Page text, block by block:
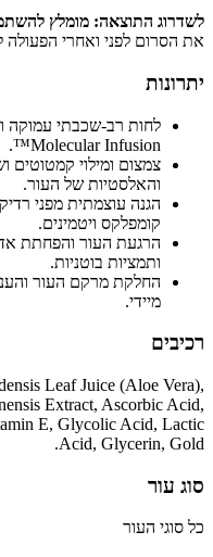
לשדרוג התוצאה: מומלץ
את הסרום לפני ואחרי
יתרונות
Molecular Infusion™.
צמצום ומילוי קמטוטים
והאלסטיות של העור.
הגנה עוצמתית מפני
קומפלקס ויטמינים.
הרגעת העור והפחתת
ותמציות בוטניות.
מיידי.
רכיבים
Leaf Juice (Aloe Vera),
Extract, Ascorbic Acid,
E, Glycolic Acid, Lactic
Acid, Glycerin, Gold.
סוג עור
כל סוגי העור